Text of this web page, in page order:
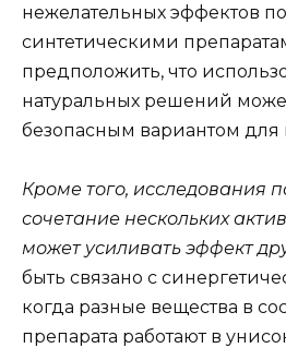
нежелательных эффектов
синтетическими
предположить, что
натуральных решений
безопасным вариантом
Кроме того, исследования
сочетание нескольких
может усиливать эффект
быть связано с
когда разные вещества в
препарата работают в